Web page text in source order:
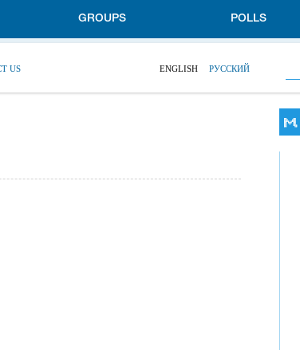
GROUPS POLLS
US ENGLISH РУССКИЙ